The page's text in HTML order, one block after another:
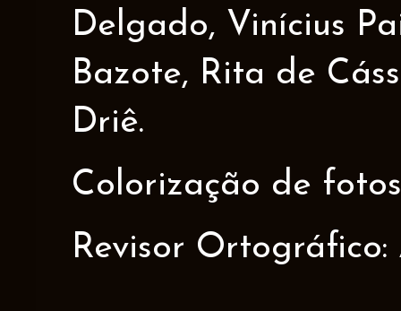
Delgado, Vinícius
Bazote, Rita de
Driê.
Colorização de
Revisor Ortográfico: